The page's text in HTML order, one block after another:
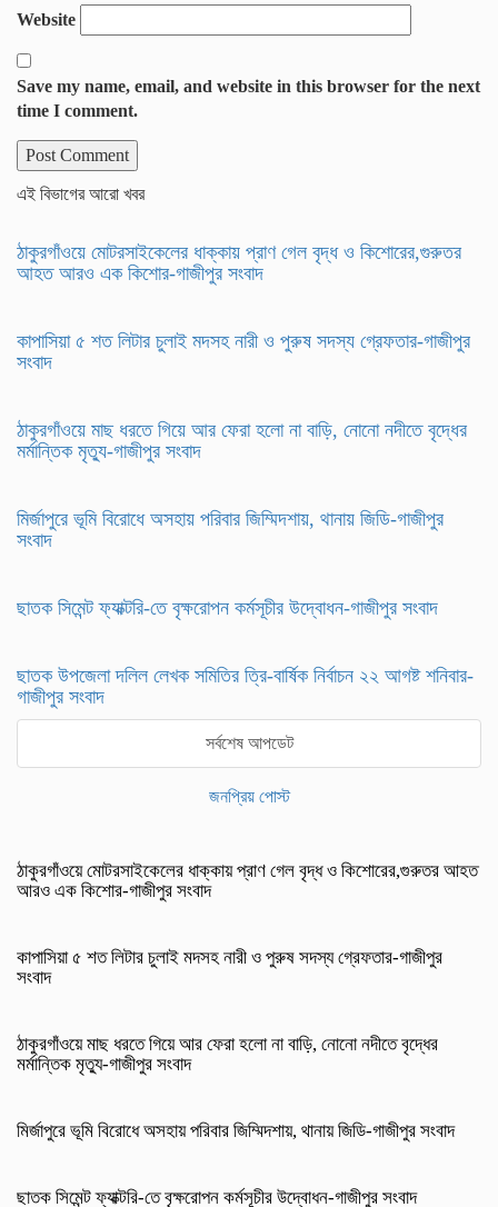
Website
Save my name, email, and website in this browser for the next
time I comment.
এই বিভাগের আরো খবর
ঠাকুরগাঁওয়ে মোটরসাইকেলের ধাক্কায় প্রাণ গেল বৃদ্ধ ও কিশোরের,গুরুতর
আহত আরও এক কিশোর-গাজীপুর সংবাদ
কাপাসিয়া ৫ শত লিটার চুলাই মদসহ নারী ও পুরুষ সদস্য গ্রেফতার-গাজীপুর
সংবাদ
ঠাকুরগাঁওয়ে মাছ ধরতে গিয়ে আর ফেরা হলো না বাড়ি, নোনো নদীতে বৃদ্ধের
মর্মান্তিক মৃত্যু-গাজীপুর সংবাদ
মির্জাপুরে ভূমি বিরোধে অসহায় পরিবার জিম্মিদশায়, থানায় জিডি-গাজীপুর
সংবাদ
ছাতক সিমেন্ট ফ্যাক্টরি-তে বৃক্ষরোপন কর্মসূচীর উদ্বোধন-গাজীপুর সংবাদ
ছাতক উপজেলা দলিল লেখক সমিতির ত্রি-বার্ষিক নির্বাচন ২২ আগষ্ট শনিবার-
গাজীপুর সংবাদ
সর্বশেষ আপডেট
জনপ্রিয় পোস্ট
ঠাকুরগাঁওয়ে মোটরসাইকেলের ধাক্কায় প্রাণ গেল বৃদ্ধ ও কিশোরের,গুরুতর আহত
আরও এক কিশোর-গাজীপুর সংবাদ
কাপাসিয়া ৫ শত লিটার চুলাই মদসহ নারী ও পুরুষ সদস্য গ্রেফতার-গাজীপুর
সংবাদ
ঠাকুরগাঁওয়ে মাছ ধরতে গিয়ে আর ফেরা হলো না বাড়ি, নোনো নদীতে বৃদ্ধের
মর্মান্তিক মৃত্যু-গাজীপুর সংবাদ
মির্জাপুরে ভূমি বিরোধে অসহায় পরিবার জিম্মিদশায়, থানায় জিডি-গাজীপুর সংবাদ
ছাতক সিমেন্ট ফ্যাক্টরি-তে বৃক্ষরোপন কর্মসূচীর উদ্বোধন-গাজীপুর সংবাদ